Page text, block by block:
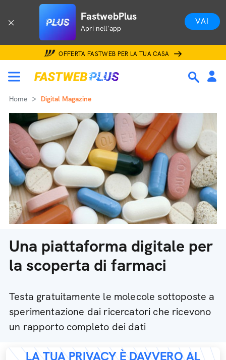
FastwebPlus
Apri nell'app
VAI
OFFERTA FASTWEB PER LA TUA CASA
Home Digital Magazine
Una piattaforma digitale per
la scoperta di farmaci
Testa gratuitamente le molecole sottoposte a
sperimentazione dai ricercatori che ricevono
un rapporto completo dei dati
LA TUA PRIVACY È DAVVERO AL